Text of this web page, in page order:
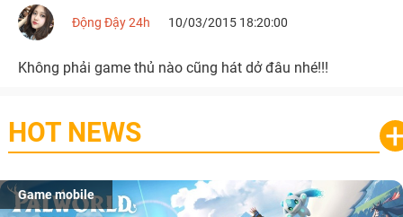
Động Đậy 24h 10/03/2015 18:20:00
Không phải game thủ nào cũng hát dở đâu nhé!!!
HOT NEWS
Game mobile